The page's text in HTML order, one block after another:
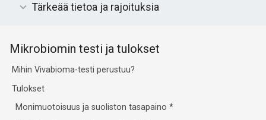
Tärkeää tietoa ja rajoituksia
Mikrobiomin testi ja tulokset
Mihin Vivabioma-testi perustuu?
Tulokset
Monimuotoisuus ja suoliston tasapaino*